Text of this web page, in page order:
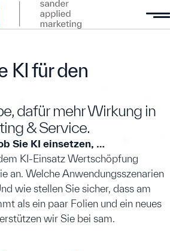
KI für den
dafür mehr Wirkung in
& Service.
Sie KI einsetzen, …
KI-Einsatz Wertschöpfung
an. Welche Anwendungsszenarien
wie stellen Sie sicher, dass am
als ein paar Folien und ein neues
wir Sie bei sam.